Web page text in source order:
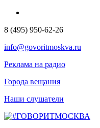
8 (495) 950-62-26
info@govoritmoskva.ru
Реклама на радио
Города вещания
Наши слушатели